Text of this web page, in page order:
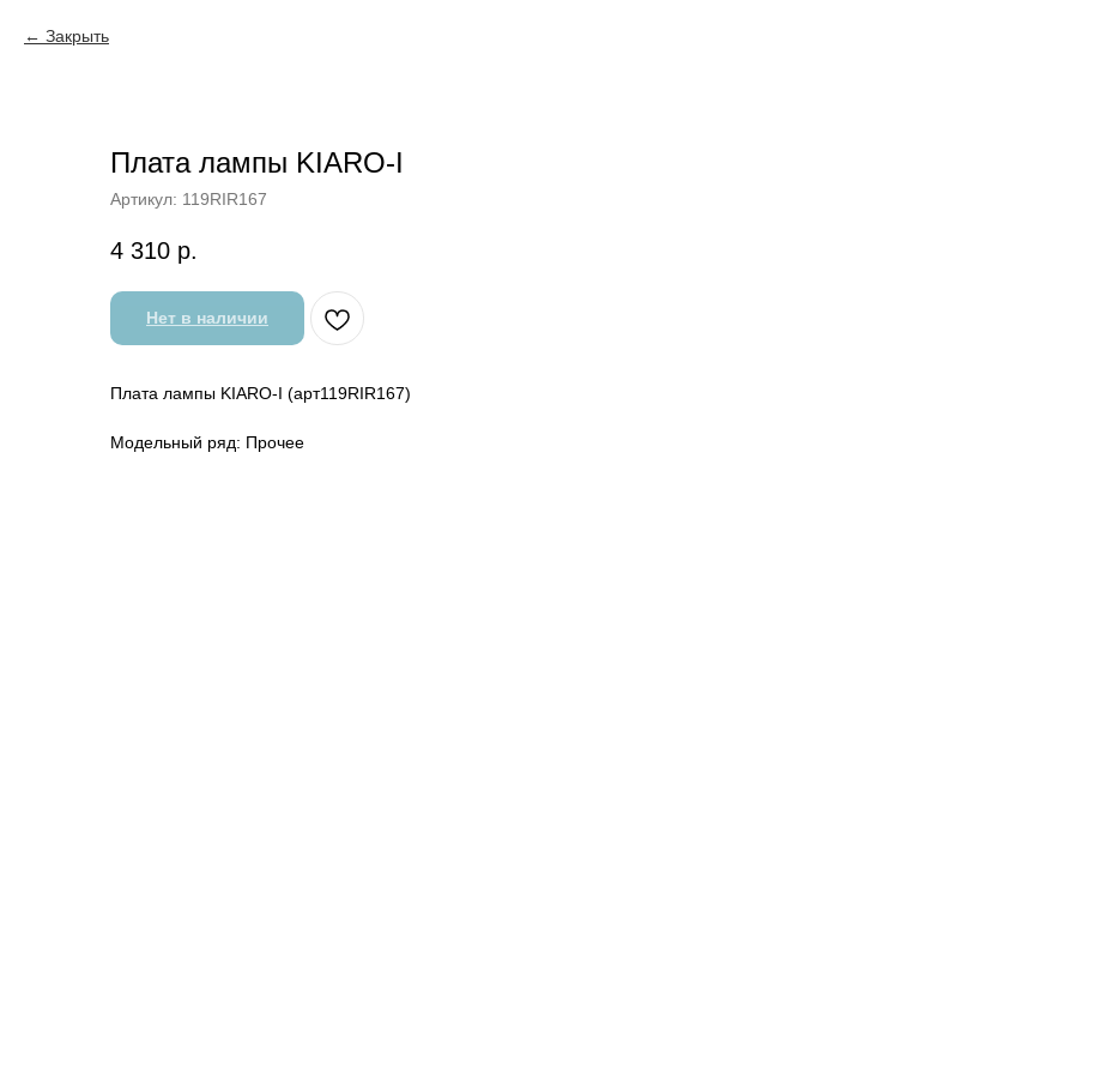
Закрыть
Плата лампы KIARO-I
Артикул: 119RIR167
4 310 р.
Нет в наличии
Плата лампы KIARO-I (арт119RIR167)
Модельный ряд: Прочее